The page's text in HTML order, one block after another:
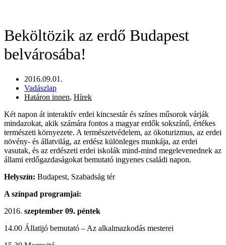
Beköltözik az erdő Budapest
belvárosába!
2016.09.01.
Vadászlap
Határon innen, Hírek
Két napon át interaktív erdei kincsestár és színes műsorok várják
mindazokat, akik számára fontos a magyar erdők sokszínű, értékes
természeti környezete. A természetvédelem, az ökoturizmus, az erdei
növény- és állatvilág, az erdész különleges munkája, az erdei
vasutak, és az erdészeti erdei iskolák mind-mind megelevenednek az
állami erdőgazdaságokat bemutató ingyenes családi napon.
Helyszín: Budapest, Szabadság tér
A színpad programjai:
szeptember 09. péntek
14.00 Állatijó bemutató – Az alkalmazkodás mesterei